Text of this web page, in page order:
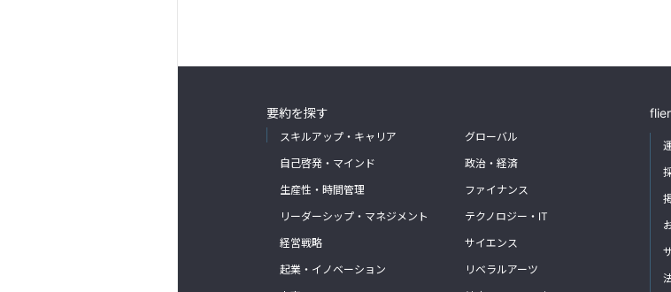
要約を探す
スキルアップ・キャリア
自己啓発・マインド
生産性・時間管理
リーダーシップ・マネジメント
経営戦略
起業・イノベーション
グローバル
政治・経済
ファイナンス
テクノロジー・IT
サイエンス
リベラルアーツ